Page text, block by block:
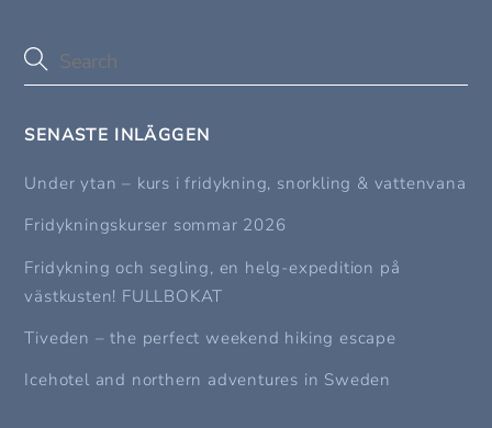
SENASTE INLÄGGEN
Under ytan – kurs i fridykning, snorkling & vattenvana
Fridykningskurser sommar 2026
Fridykning och segling, en helg-expedition på
västkusten! FULLBOKAT
Tiveden – the perfect weekend hiking escape
Icehotel and northern adventures in Sweden